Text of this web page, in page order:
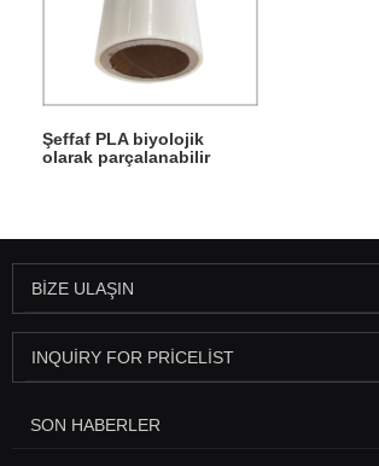
Şeffaf PLA biyolojik
olarak parçalanabilir
BIZE ULAŞIN
INQUIRY FOR PRICELIST
SON HABERLER